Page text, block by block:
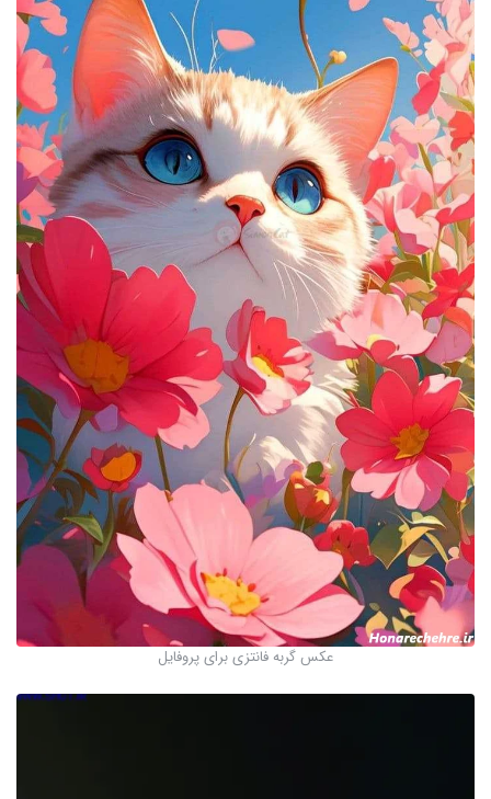
عکس گربه فانتزی برای پروفایل